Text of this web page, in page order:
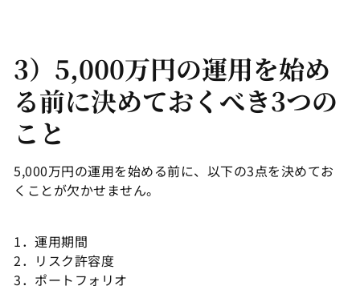
3）5,000万円の運用を始め
る前に決めておくべき3つの
こと
5,000万円の運用を始める前に、以下の3点を決めてお
くことが欠かせません。
1．運用期間
2．リスク許容度
3．ポートフォリオ